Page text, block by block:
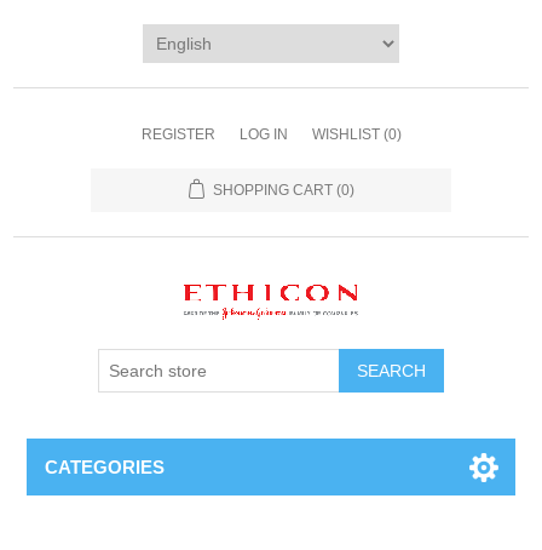
REGISTER LOG IN WISHLIST (0)
SHOPPING CART (0)
SEARCH
CATEGORIES